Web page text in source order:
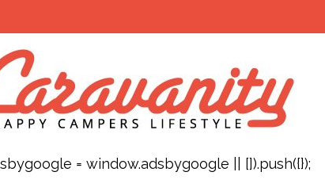
= window.adsbygoogle || []).push({});